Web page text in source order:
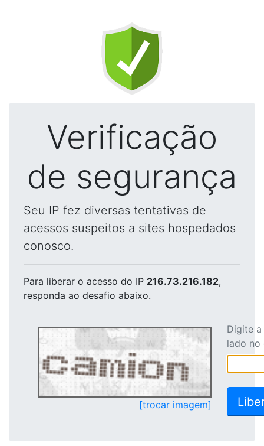
Verificação
de segurança
Seu IP fez diversas tentativas de
acessos suspeitos a sites hospedados
conosco.
Para liberar o acesso do IP 216.73.216.182,
responda ao desafio abaixo.
[trocar imagem]
Digite
lado no